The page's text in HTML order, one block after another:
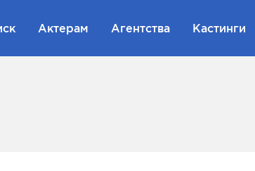
Актерам Агентства Кастинги